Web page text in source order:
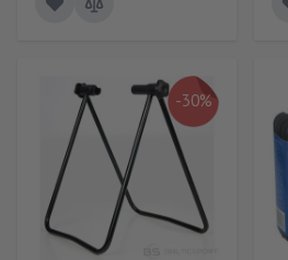
-30%